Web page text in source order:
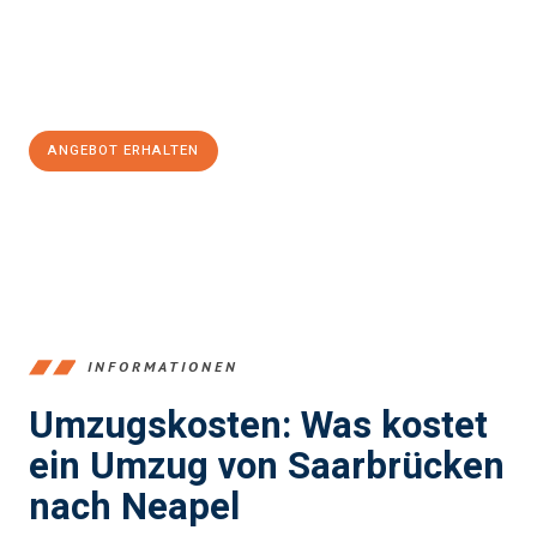
ANGEBOT ERHALTEN
INFORMATIONEN
Umzugskosten: Was kostet
ein Umzug von Saarbrücken
nach Neapel